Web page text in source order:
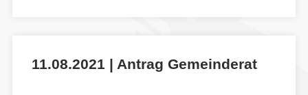
11.08.2021 | Antrag Gemeinderat